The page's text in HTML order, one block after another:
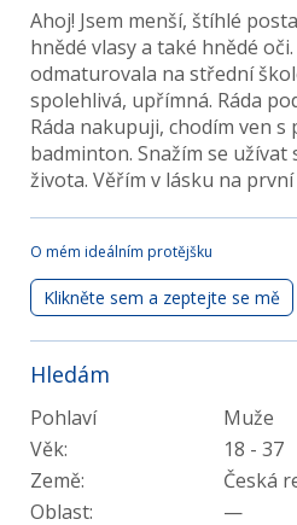
Ahoj! Jsem menší, štíhlé
hnědé vlasy a také hnědé
odmaturovala na střední
spolehlivá, upřímná. Ráda
Ráda nakupuji, chodím ven
badminton. Snažím se užívat
života. Věřím v lásku na
O mém ideálním protějšku
Klikněte sem a zeptejte se mě
Hledám
Pohlaví
Muže
Věk:
18 - 37
Země:
Česká
Oblast:
—